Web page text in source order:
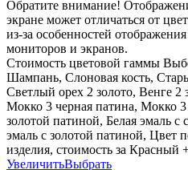
Обратите внимание!
экране может отличаться от
из-за особенностей
мониторов и экранов.
Стоимость цветовой гаммы
Шампань, Слоновая кость,
Светлый орех 2 золото, Венге 2
Мокко 3 черная патина, Мокко
золотой патиной, Белая эмаль с
эмаль с золотой патиной, Цвет
изделия, стоимость за Красный
УвеличитьВыбрать